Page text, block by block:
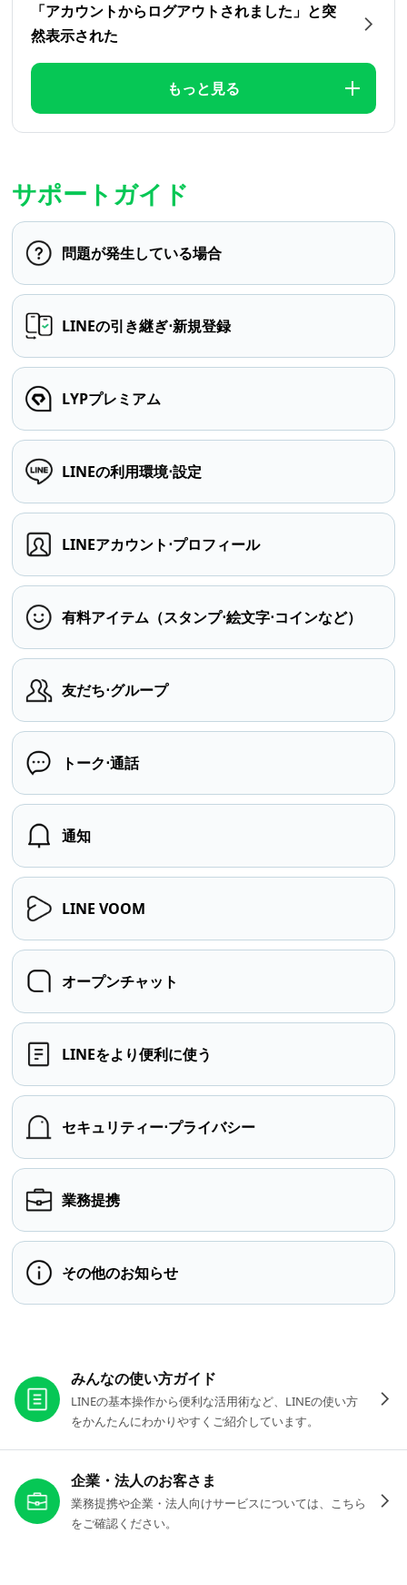
「アカウントからログアウトされました」と突
然表示された
もっと見る
サポートガイド
問題が発生している場合
LINEの引き継ぎ⋅新規登録
LYPプレミアム
LINEの利用環境⋅設定
LINEアカウント⋅プロフィール
有料アイテム（スタンプ⋅絵文字⋅コインなど）
友だち⋅グループ
トーク⋅通話
通知
LINE VOOM
オープンチャット
LINEをより便利に使う
セキュリティー⋅プライバシー
業務提携
その他のお知らせ
みんなの使い方ガイド
LINEの基本操作から便利な活用術など、LINEの使い方
をかんたんにわかりやすくご紹介しています。
企業・法人のお客さま
業務提携や企業・法人向けサービスについては、こちら
をご確認ください。